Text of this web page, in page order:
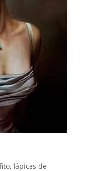
lápices de